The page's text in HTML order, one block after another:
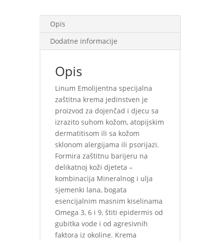
Opis
Dodatne informacije
Opis
Linum Emolijentna specijalna
zaštitna krema jedinstven je
proizvod za dojenčad i djecu sa
izrazito suhom kožom, atopijskim
dermatitisom ili sa kožom
sklonom alergijama ili psorijazi.
Formira zaštitnu barijeru na
delikatnoj koži djeteta –
kombinacija Mineralnog i ulja
sjemenki lana, bogata
esencijalnim masnim kiselinama
Omega 3, 6 i 9, štiti epidermis od
gubitka vode i od agresivnih
faktora iz okoline. Krema